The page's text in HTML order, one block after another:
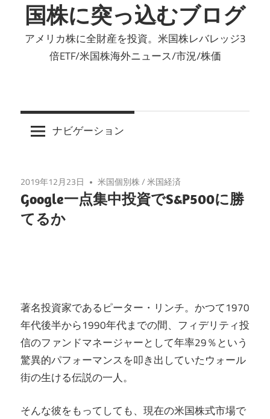
国株に突っ込むブログ
アメリカ株に全財産を投資。米国株レバレッジ3
倍ETF/米国株海外ニュース/市況/株価
ナビゲーション
2019年12月23日 米国個別株/米国経済
Google一点集中投資でS&P500に勝
てるか
著名投資家であるピーター・リンチ。かつて1970
年代後半から1990年代までの間、フィデリティ投
信のファンドマネージャーとして年率29％という
驚異的パフォーマンスを叩き出していたウォール
街の生ける伝説の一人。
そんな彼をもってしても、現在の米国株式市場で